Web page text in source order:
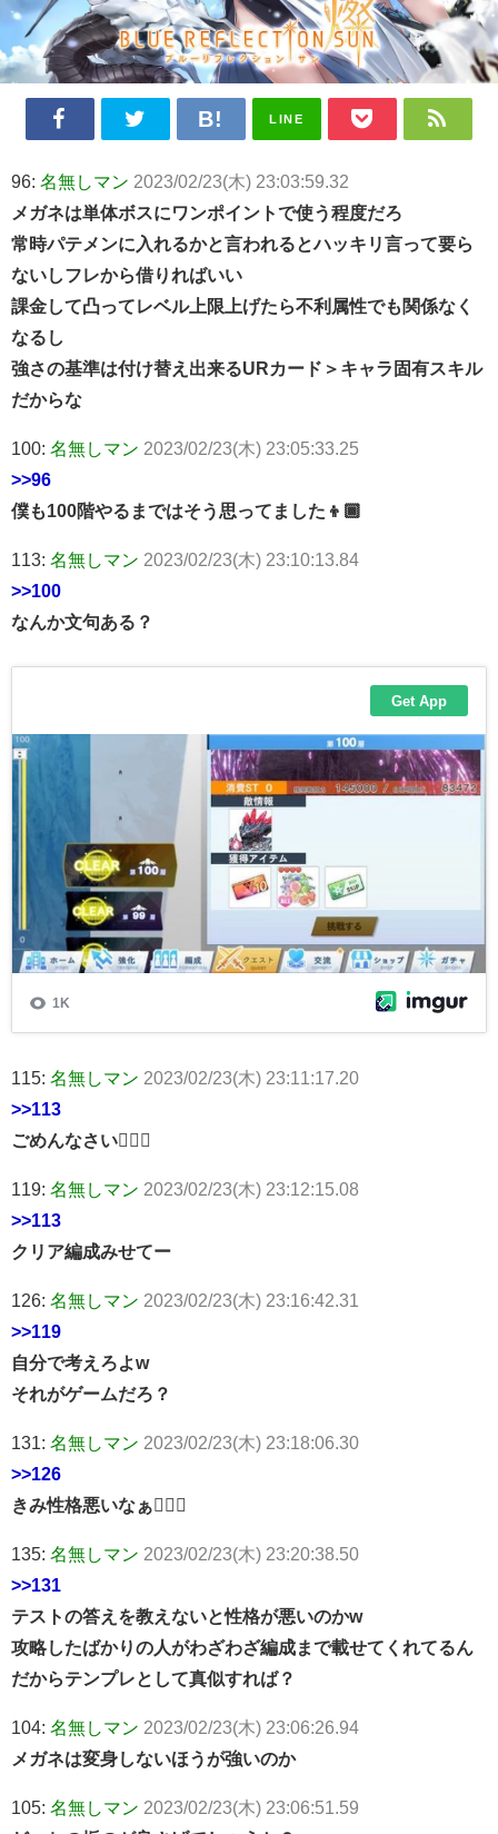
LINE
96: 名無しマン 2023/02/23(木) 23:03:59.32
メガネは単体ボスにワンポイントで使う程度だろ
常時パテメンに入れるかと言われるとハッキリ言って要ら
ないしフレから借りればいい
課金して凸ってレベル上限上げたら不利属性でも関係なく
なるし
強さの基準は付け替え出来るURカード＞キャラ固有スキル
だからな
100: 名無しマン 2023/02/23(木) 23:05:33.25
>>96
僕も100階やるまではそう思ってました👦🏾
113: 名無しマン 2023/02/23(木) 23:10:13.84
>>100
なんか文句ある？
115: 名無しマン 2023/02/23(木) 23:11:17.20
>>113
ごめんなさい🙇🏾‍♂
119: 名無しマン 2023/02/23(木) 23:12:15.08
>>113
クリア編成みせてー
126: 名無しマン 2023/02/23(木) 23:16:42.31
>>119
自分で考えろよw
それがゲームだろ？
131: 名無しマン 2023/02/23(木) 23:18:06.30
>>126
きみ性格悪いなぁ🤷🏾‍♂
135: 名無しマン 2023/02/23(木) 23:20:38.50
>>131
テストの答えを教えないと性格が悪いのかw
攻略したばかりの人がわざわざ編成まで載せてくれてるん
だからテンプレとして真似すれば？
104: 名無しマン 2023/02/23(木) 23:06:26.94
メガネは変身しないほうが強いのか
105: 名無しマン 2023/02/23(木) 23:06:51.59